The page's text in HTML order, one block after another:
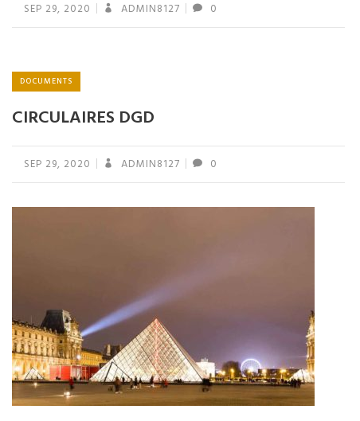
SEP 29, 2020 ADMIN8127 0
DOCUMENTS
CIRCULAIRES DGD
SEP 29, 2020 ADMIN8127 0